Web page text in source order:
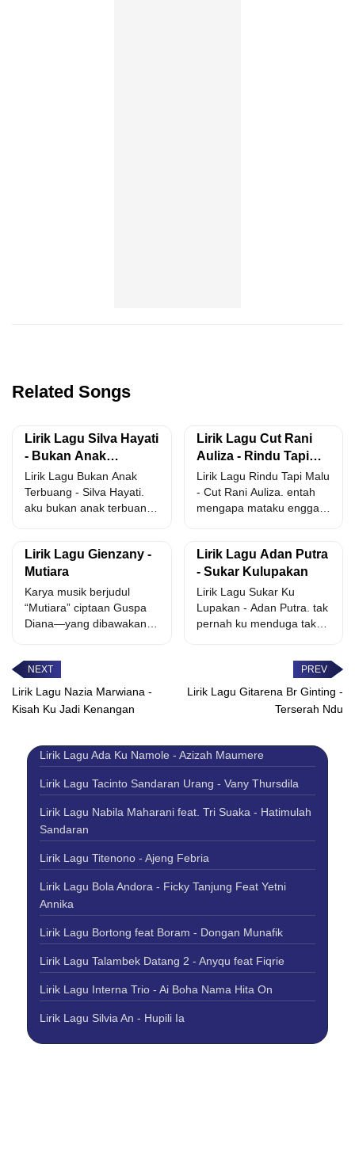
Related Songs
Lirik Lagu Silva Hayati
- Bukan Anak
Terbuang
Lirik Lagu Bukan Anak
Terbuang - Silva Hayati.
aku bukan anak terbuang
Lirik Lagu Cut Rani
Auliza - Rindu Tapi
Malu
Lirik Lagu Rindu Tapi Malu
- Cut Rani Auliza. entah
mengapa mataku enggan
Lirik Lagu Gienzany -
Mutiara
Karya musik berjudul
“Mutiara” ciptaan Guspa
Diana—yang dibawakan
Gienzany—secara
filosofis...
Lirik Lagu Adan Putra
- Sukar Kulupakan
Lirik Lagu Sukar Ku
Lupakan - Adan Putra. tak
pernah ku menduga tak
Lirik Lagu Nazia Marwiana -
Kisah Ku Jadi Kenangan
Lirik Lagu Gitarena Br Ginting -
Terserah Ndu
Lirik Lagu Ada Ku Namole - Azizah Maumere
Lirik Lagu Tacinto Sandaran Urang - Vany Thursdila
Lirik Lagu Nabila Maharani feat. Tri Suaka - Hatimulah
Sandaran
Lirik Lagu Titenono - Ajeng Febria
Lirik Lagu Bola Andora - Ficky Tanjung Feat Yetni
Annika
Lirik Lagu Bortong feat Boram - Dongan Munafik
Lirik Lagu Talambek Datang 2 - Anyqu feat Fiqrie
Lirik Lagu Interna Trio - Ai Boha Nama Hita On
Lirik Lagu Silvia An - Hupili Ia